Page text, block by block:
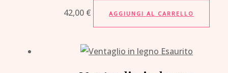
42,00 € AGGIUNGI AL CARRELLO
Esaurito